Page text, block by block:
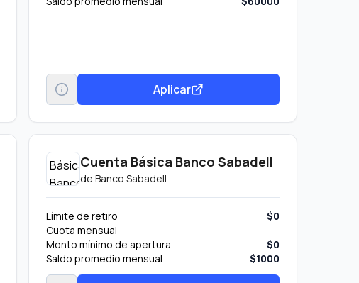
Aplicar
Cuenta Básica Banco Sabadell
de Banco Sabadell
Límite de retiro
$0
Cuota mensual
Monto mínimo de apertura
$0
Saldo promedio mensual
$1000